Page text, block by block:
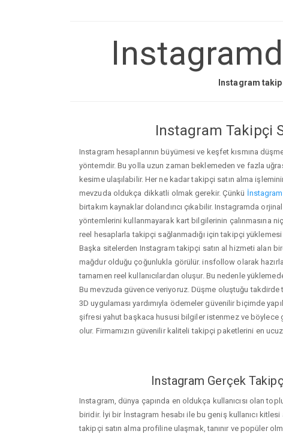
Instagram
Instagram Takipçi
Instagram hesaplarının büyümesi ve keşfet kısmına
yöntemdir. Bu yolla uzun zaman beklemeden ve fazla
kesime ulaşılabilir. Her ne kadar takipçi satın alma
mevzuda oldukça dikkatli olmak gerekir. Çünkü
birtakım kaynaklar dolandırıcı çıkabilir. Instagramda
yöntemlerini kullanmayarak kart bilgilerinin çalınmasına
reel hesaplarla takipçi sağlanmadığı için takipçi
Başka sitelerden Instagram takipçi satın al hizmeti alan
mağdur olduğu çoğunlukla görülür. insfollow olarak
tamamen reel kullanıcılardan oluşur. Bu nedenle
Bu mevzuda güvence veriyoruz. Düşme oluştuğu takdirde
3D uygulaması yardımıyla ödemeler güvenilir biçimde
şifresi yahut başkaca hususi bilgiler istenmez ve böylece
olur. Firmamızın güvenilir kaliteli takipçi paketlerini en
Instagram Gerçek
Instagram, dünya çapında en oldukça kullanıcısı olan
biridir. İyi bir İnstagram hesabı ile bu geniş kullanıcı kitlesi
takipçi satın alma profiline ulaşmak, tanınır ve popüler